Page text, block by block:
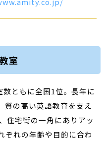
室
数ともに全国1位。長年に
質の高い英語教育を支え
住宅街の一角にありアッ
ぞれの年齢や目的に合わ